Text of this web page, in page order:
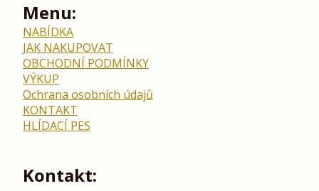
Menu:
NABÍDKA
JAK NAKUPOVAT
OBCHODNÍ PODMÍNKY
VÝKUP
Ochrana osobních údajů
KONTAKT
HLÍDACÍ PES
Kontakt: